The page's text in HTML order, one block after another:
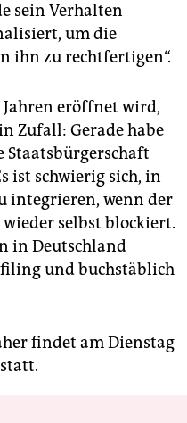
sein Verhalten
um die
ihn zu rechtfertigen“.
Jahren eröffnet wird,
Zufall: Gerade habe
Staatsbürgerschaft
ist schwierig sich, in
integrieren, wenn der
wieder selbst blockiert.
in Deutschland
und buchstäblich
findet am Dienstag